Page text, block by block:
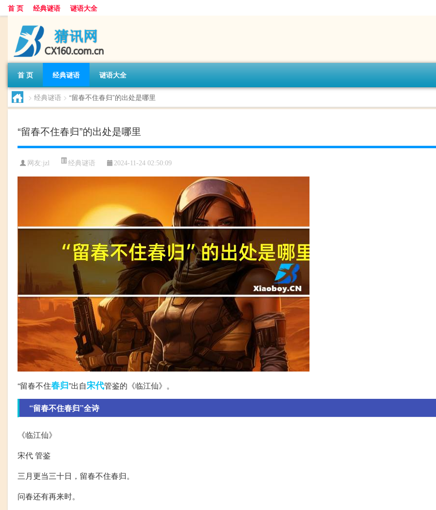
首 页 经典谜语 谜语大全
首 页 经典谜语 谜语大全
> 经典谜语 > “留春不住春归”的出处是哪里
“留春不住春归”的出处是哪里
网友:jzl 经典谜语 2024-11-24 02:50:09
“留春不住春归”出自宋代管鉴的《临江仙》。
“留春不住春归”全诗
《临江仙》
宋代 管鉴
三月更当三十日，留春不住春归。
问春还有再来时。